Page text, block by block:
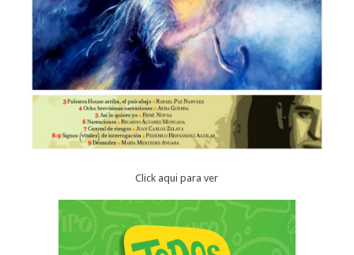
Click aqui para ver